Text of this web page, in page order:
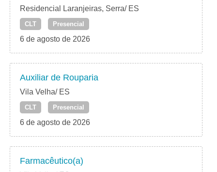
Residencial Laranjeiras, Serra/ ES
CLT Presencial
6 de agosto de 2026
Auxiliar de Rouparia
Vila Velha/ ES
CLT Presencial
6 de agosto de 2026
Farmacêutico(a)